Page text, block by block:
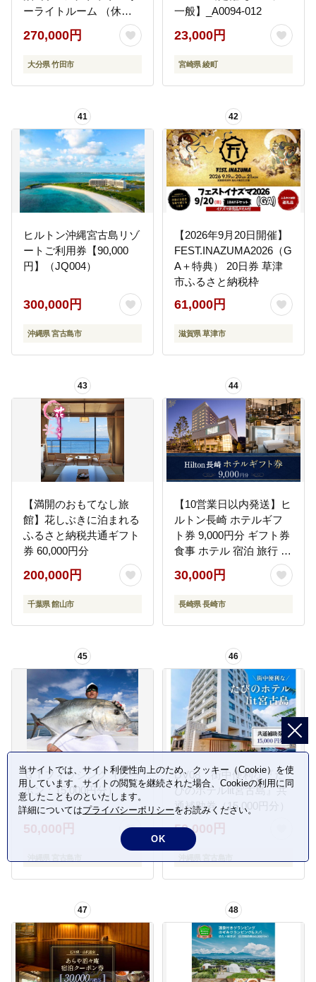
ーライトルーム （休前
270,000円
大分県 竹田市
一般】_A0094-012
23,000円
宮崎県 綾町
41
ヒルトン沖縄宮古島リゾ
ートご利用券【90,000
円】（JQ004）
300,000円
沖縄県 宮古島市
42
【2026年9月20日開催】
FEST.INAZUMA2026（G
A＋特典） 20日券 草津
市ふるさと納税枠
61,000円
滋賀県 草津市
43
【満開のおもてなし旅
館】花しぶきに泊まれる
ふるさと納税共通ギフト
券 60,000円分
200,000円
千葉県 館山市
44
【10営業日以内発送】ヒ
ルトン長崎 ホテルギフ
ト券 9,000円分 ギフト券
食事 ホテル 宿泊 旅行 旅
ギフト券
30,000円
長崎県 長崎市
45
ＧＴフィッシング（クー
ポン：15,000円分）
50,000円
46
DV08 街中便利な『た
びのホテルlit宮古島』共
通補助券（15,000円分）
50,000円
47 48
当サイトでは、サイト利便性向上のため、クッキー（Cookie）を使
用しています。サイトの閲覧を継続された場合、Cookieの利用に同
意したことものといたします。
詳細についてはプライバシーポリシーをお読みください。
OK